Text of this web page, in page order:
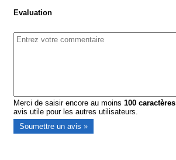
Evaluation
Merci de saisir encore au moins100 caractères
avis utile pour les autres utilisateurs.